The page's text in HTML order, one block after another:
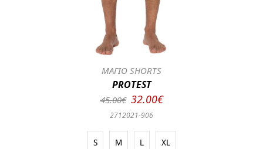
ΜΑΓΙΟ SHORTS
PROTEST
45.00€ 32.00€
2712021-906
S M L XL